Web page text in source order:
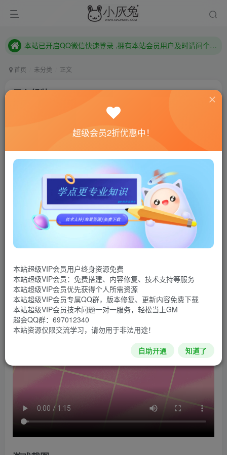
本站已开启QQ微信快速登录 ,拥有本站会员用户及时请问个人中心绑定！
本站已开启QQ微信快速登录 ,拥有本站会员用户及时请问个人中心绑定！
首页 未分类 正文
用心组装/Assemble with Care
联网教程： 内附教程
单机教程： 内附教程
不懂的话联系客服！！！
本站的资源转载自国内外各大媒体和网络，仅供试玩体
验。如果您喜欢该游戏内容，请支持正版 →→→正版购买
游戏介绍
《用心组装》是一款剧情丰富的解谜类休闲益智游戏。
卡里面冒险，使用道具加快速度，故事丰富多样，在组装物
件的同时，也在倾听居民的各种故事，从中学到超多知识。
游戏视频
超级会员2折优惠中！
本站超级VIP会员用户终身资源免费
本站超级VIP会员：免费搭建、内容修复、技术支持等服务
本站超级VIP会员优先获得个人所需资源
本站超级VIP会员专属QQ群，版本修复、更新内容免费下载
本站超级VIP会员技术问题一对一服务，轻松当上GM
超会QQ群：697012340
本站资源仅限交流学习，请勿用于非法用途！
自助开通 知道了